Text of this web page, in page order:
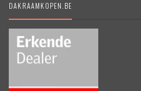
DAKRAAMKOPEN.BE